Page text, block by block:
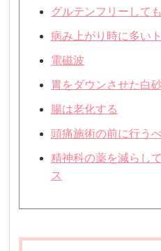
グルテンフリーして
病み上がり時に多い
電磁波
胃をダウンさせた白
腸は老化する
頭痛施術の前に行う
精神科の薬を減らし
ス